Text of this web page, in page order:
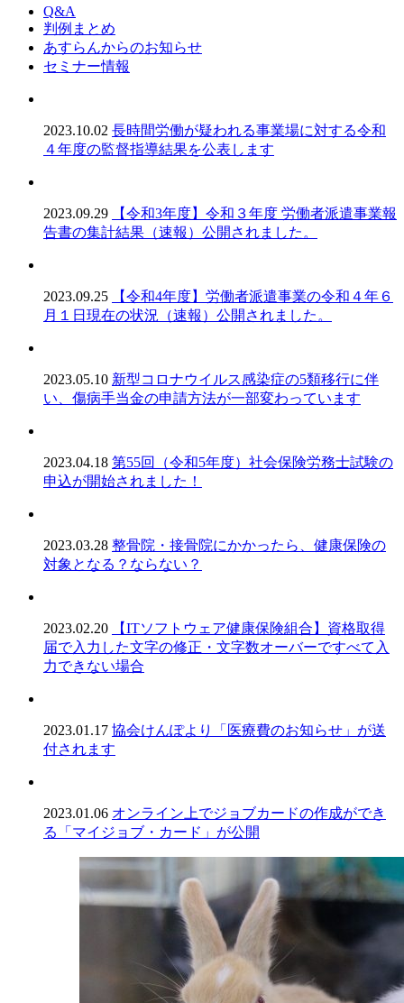
Q&A
判例まとめ
あすらんからのお知らせ
セミナー情報
2023.10.02 長時間労働が疑われる事業場に対する令和
４年度の監督指導結果を公表します
2023.09.29
【令和3年度】令和３年度 労働者派遣事業報
告書の集計結果（速報）公開されました。
2023.09.25
【令和4年度】労働者派遣事業の令和４年６
月１日現在の状況（速報）公開されました。
2023.05.10 新型コロナウイルス感染症の5類移行に伴
い、傷病手当金の申請方法が一部変わっています
2023.04.18 第55回（令和5年度）社会保険労務士試験の
申込が開始されました！
2023.03.28 整骨院・接骨院にかかったら、健康保険の
対象となる？ならない？
2023.02.20
【ITソフトウェア健康保険組合】資格取得
届で入力した文字の修正・文字数オーバーですべて入
力できない場合
2023.01.17 協会けんぽより「医療費のお知らせ」が送
付されます
2023.01.06 オンライン上でジョブカードの作成ができ
る「マイジョブ・カード」が公開